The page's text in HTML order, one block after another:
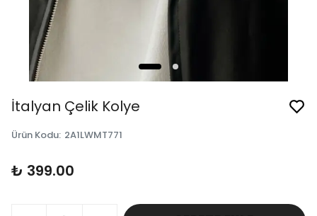
İtalyan Çelik Kolye
Ürün Kodu: 2A1LWMT771
₺ 399.00